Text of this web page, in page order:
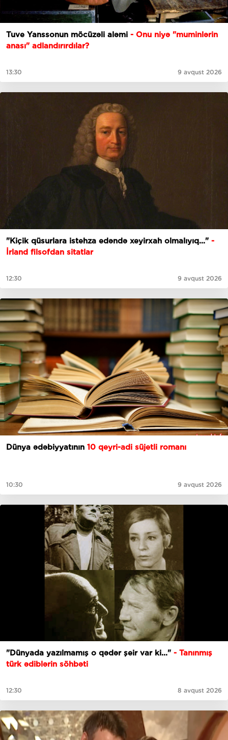
Tuve Yanssonun möcüzəli aləmi - Onu niyə "muminlərin
anası" adlandırırdılar?
13:30 9 avqust 2026
"Kiçik qüsurlara istehza edəndə xeyirxah olmalıyıq..."-
İrland filsofdan sitatlar
12:30 9 avqust 2026
Dünya ədəbiyyatının 10 qeyri-adi süjetli romanı
10:30 9 avqust 2026
"Dünyada yazılmamış o qədər şeir var ki..." - Tanınmış
türk ədiblərin söhbəti
12:30 8 avqust 2026